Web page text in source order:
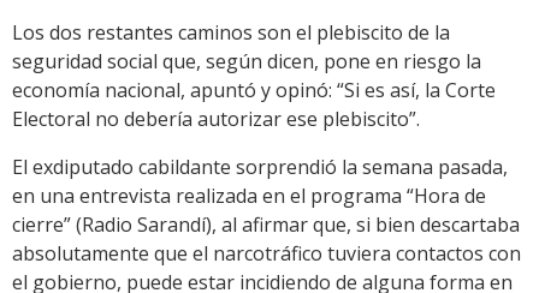
Los dos restantes caminos son el plebiscito de la
seguridad social que, según dicen, pone en riesgo la
economía nacional, apuntó y opinó: “Si es así, la Corte
Electoral no debería autorizar ese plebiscito”.
El exdiputado cabildante sorprendió la semana pasada,
en una entrevista realizada en el programa “Hora de
cierre” (Radio Sarandí), al afirmar que, si bien descartaba
absolutamente que el narcotráfico tuviera contactos con
el gobierno, puede estar incidiendo de alguna forma en